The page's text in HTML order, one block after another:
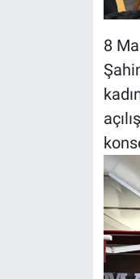
8